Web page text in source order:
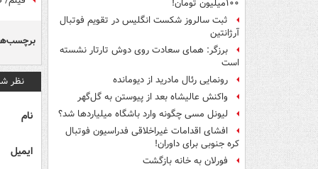
۱۰۰میلیون تومان!
ثبت سالروز شکست انگلیس در تقویم فوتبال
آرژانتین
برزگر: همای سعادت روی دوش تارتار نشسته
است
رونمایی رئال مادرید از دیومانده
واکنش عالیشاه بعد از پیوستن به گل‌گهر
لیونل مسی چگونه وارد باشگاه میلیاردها شد؟
افشای اقدامات غیراخلاقی فدراسیون فوتبال
کره جنوبی برای داوران!
فورلان به خانه بازگشت
نظر
نام
ایمیل